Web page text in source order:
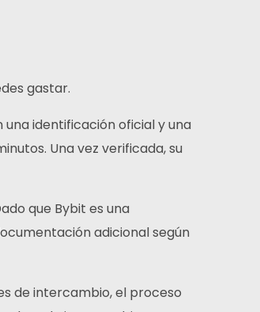
gastar.
identificación oficial y una
Una vez verificada, su
que Bybit es una
adicional según
de intercambio, el proceso